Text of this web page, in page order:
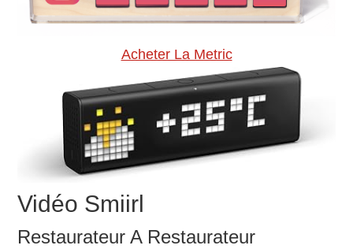
Acheter La Metric
Vidéo Smiirl
Restaurateur A Restaurateur